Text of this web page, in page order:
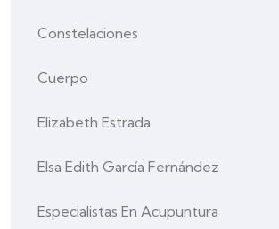
Constelaciones
Cuerpo
Elizabeth Estrada
Elsa Edith García Fernández
Especialistas En Acupuntura